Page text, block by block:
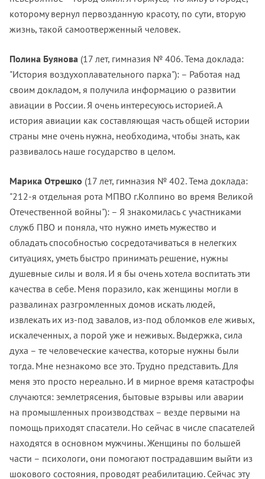
которому вернул первозданную красоту, по сути, вторую
жизнь, такой самоотверженный человек.
Полина Буянова (17 лет, гимназия № 406. Тема доклада:
"История воздухоплавательного парка"): – Работая над
своим докладом, я получила информацию о развитии
авиации в России. Я очень интересуюсь историей. А
история авиации как составляющая часть общей истории
страны мне очень нужна, необходима, чтобы знать, как
развивалось наше государство в целом.
Марика Отрешко (17 лет, гимназия № 402. Тема доклада:
"212-я отдельная рота МПВО г.Колпино во время Великой
Отечественной войны"): – Я знакомилась с участниками
служб ПВО и поняла, что нужно иметь мужество и
обладать способностью сосредотачиваться в нелегких
ситуациях, уметь быстро принимать решение, нужны
душевные силы и воля. И я бы очень хотела воспитать эти
качества в себе. Меня поразило, как женщины могли в
развалинах разгромленных домов искать людей,
извлекать их из-под завалов, из-под обломков еле живых,
искалеченных, а порой уже и неживых. Выдержка, сила
духа – те человеческие качества, которые нужны были
тогда. Мне незнакомо все это. Трудно представить. Для
меня это просто нереально. И в мирное время катастрофы
случаются: землетрясения, бытовые взрывы или аварии
на промышленных производствах – везде первыми на
помощь приходят спасатели. Но сейчас в числе спасателей
находятся в основном мужчины. Женщины по большей
части – психологи, они помогают пострадавшим выйти из
шокового состояния, проводят реабилитацию. Сейчас эту